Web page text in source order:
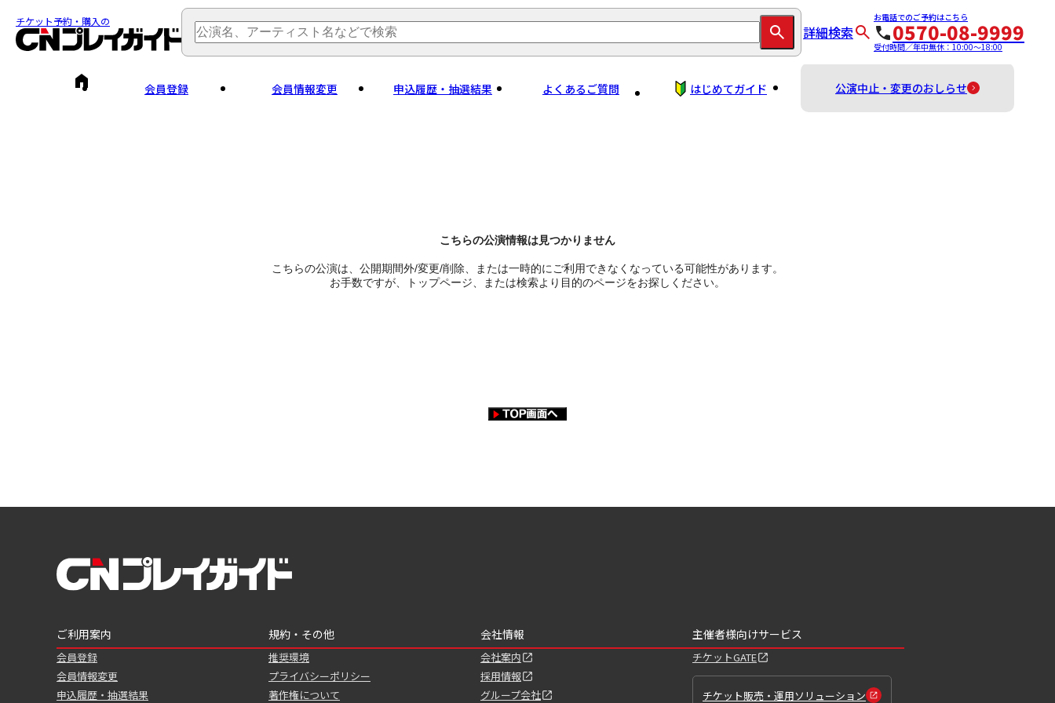
チケット予約・購入の
詳細検索
お電話でのご予約はこちら
0570-08-9999
受付時間／年中無休：10:00～18:00
会員登録 会員情報変更 申込履歴・抽選結果 よくあるご質問 はじめてガイド 公演中止・変更のおしらせ
こちらの公演情報は見つかりません
こちらの公演は、公開期間外/変更/削除、または一時的にご利用できなくなっている可能性があります。
お手数ですが、トップページ、または検索より目的のページをお探しください。
ご利用案内
会員登録
会員情報変更
申込履歴・抽選結果
規約・その他
推奨環境
プライバシーポリシー
著作権について
会社情報
会社案内
採用情報
グループ会社
主催者様向けサービス
チケットGATE
チケット販売・運用ソリューション